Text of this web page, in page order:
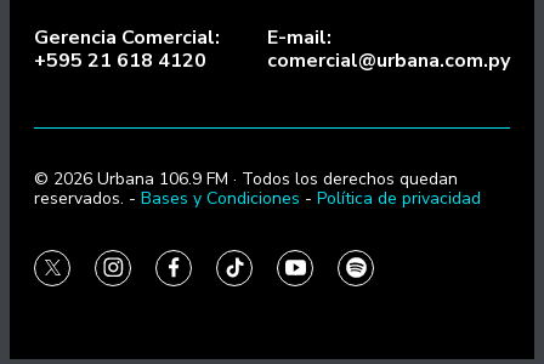
Gerencia Comercial:
+595 21 618 4120
E-mail:
comercial@urbana.com.py
© 2026 Urbana 106.9 FM · Todos los derechos quedan
reservados. - Bases y Condiciones - Política de privacidad
twitterinstagramfacebooktiktokyoutubespotify